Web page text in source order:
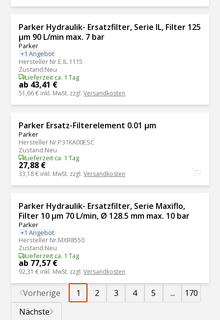
Parker Hydraulik- Ersatzfilter, Serie IL, Filter 125
μm 90 L/min max. 7 bar
Parker
+1 Angebot
Hersteller Nr.E.IL.1115
Zustand:Neu
Lieferzeit ca. 1 Tag
ab 43,41 €
51,66 € inkl. MwSt. zzgl.Versandkosten
Parker Ersatz-Filterelement 0.01 μm
Parker
Hersteller Nr.P31KA00ESC
Zustand:Neu
Lieferzeit ca. 1 Tag
27,88 €
33,18 € inkl. MwSt. zzgl.Versandkosten
Parker Hydraulik- Ersatzfilter, Serie Maxiflo,
Filter 10 μm 70 L/min, Ø 128.5 mm max. 10 bar
Parker
+1 Angebot
Hersteller Nr.MXR8550
Zustand:Neu
Lieferzeit ca. 1 Tag
ab 77,57 €
92,31 € inkl. MwSt. zzgl.Versandkosten
Vorherige 1 2 3 4 5 ...
170
Nächste